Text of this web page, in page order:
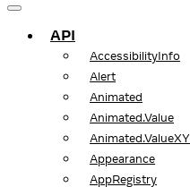
API
AccessibilityInfo
Alert
Animated
Animated.Value
Animated.ValueXY
Appearance
AppRegistry